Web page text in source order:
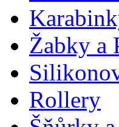
Žabky a
Rollery